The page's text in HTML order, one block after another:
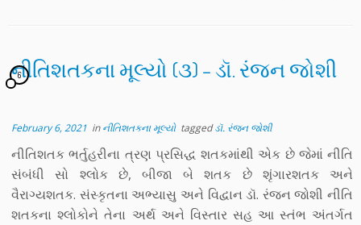
નીતિશતકના મૂલ્યો (૩) – ડૉ. રંજન જોશી
6
February 6, 2021 inનીતિશતકના મૂલ્યો taggedડૉ. રંજન જોશી
નીતિશતક ભર્તુહરીના ત્રણ પ્રસિદ્ધ શતકમાંથી એક છે જેમાં નીતિ
સંબંધી સો શ્લોક છે, બીજા બે શતક છે શૃંગારશતક અને
વૈરાગ્યશતક. સંસ્કૃતના અભ્યાસુ અને વિદ્વાન ડૉ. રંજન જોશી નીતિ
શતકના શ્લોકોને તેના અર્થ અને વિસ્તાર સહ આ સ્તંભ અંતર્ગત